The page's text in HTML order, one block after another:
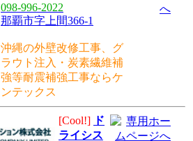
098-996-2022
那覇市字上間366-1
沖縄の外壁改修工事、グ
ラウト注入・炭素繊維補
強等耐震補強工事ならケ
ンテックス
[Cool!]
ド
ライシス